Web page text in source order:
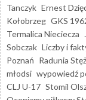
Tanczyk Ernest
Kołobrzeg GKS
Termalica Nieciecza
Sobczak Liczby i
Poznań Radunia
młodsi wypowiedź
CLJ U-17 Stomil